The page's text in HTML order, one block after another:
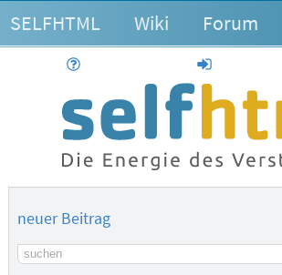
SELFHTML Wiki Forum
anmelden
neuer Beitrag
Suchbegriff